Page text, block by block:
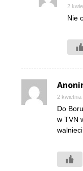
2
Nie
2 kwietnia
Do
w TVN